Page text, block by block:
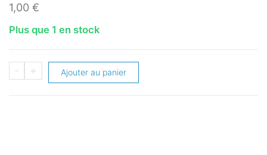
1,00 €
Plus que 1 en stock
-
quantité
+ Ajouter au panier